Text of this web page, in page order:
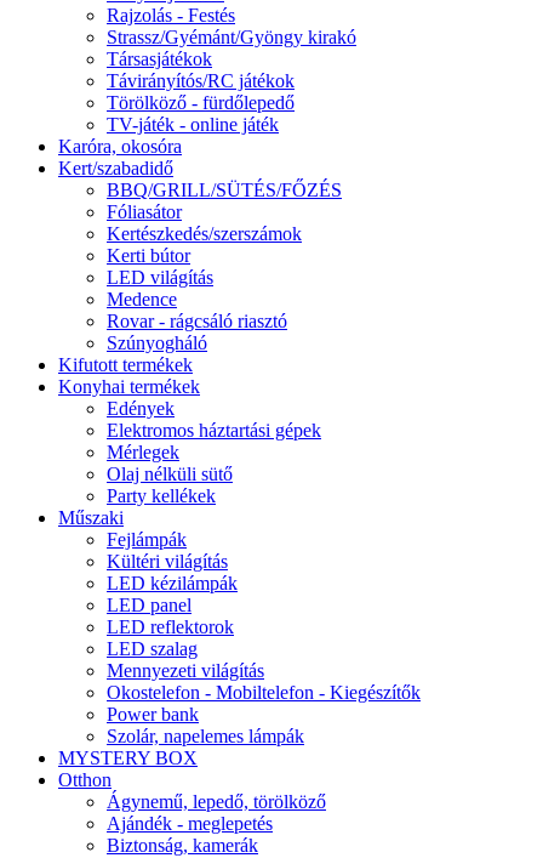
Rajzolás - Festés
Strassz/Gyémánt/Gyöngy kirakó
Társasjátékok
Távirányítós/RC játékok
Törölköző - fürdőlepedő
TV-játék - online játék
Karóra, okosóra
Kert/szabadidő
BBQ/GRILL/SÜTÉS/FŐZÉS
Fóliasátor
Kertészkedés/szerszámok
Kerti bútor
LED világítás
Medence
Rovar - rágcsáló riasztó
Szúnyogháló
Kifutott termékek
Konyhai termékek
Edények
Elektromos háztartási gépek
Mérlegek
Olaj nélküli sütő
Party kellékek
Műszaki
Fejlámpák
Kültéri világítás
LED kézilámpák
LED panel
LED reflektorok
LED szalag
Mennyezeti világítás
Okostelefon - Mobiltelefon - Kiegészítők
Power bank
Szolár, napelemes lámpák
MYSTERY BOX
Otthon
Ágynemű, lepedő, törölköző
Ajándék - meglepetés
Biztonság, kamerák